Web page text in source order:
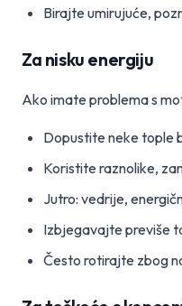
Birajte umirujuće,
Za nisku energiju
Ako imate problema s
Dopustite neke tople
Koristite raznolike,
Jutro: vedrije,
Izbjegavajte previše
Često rotirajte zbog